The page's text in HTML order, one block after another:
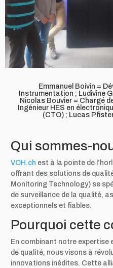
Emmanuel Boivin =
Instrumentation ; Ludivine
Nicolas Bouvier = Chargé
Ingénieur HES en
(CTO) ; Lucas
Qui sommes-
VOH.ch est à la pointe de
offrant des solutions de
Monitoring Technology) se
de surveillance de la qualité,
exceptionnels et fiables.
Pourquoi cette
En combinant notre expertise
de qualité, nous visons à
innovations inédites. Cette